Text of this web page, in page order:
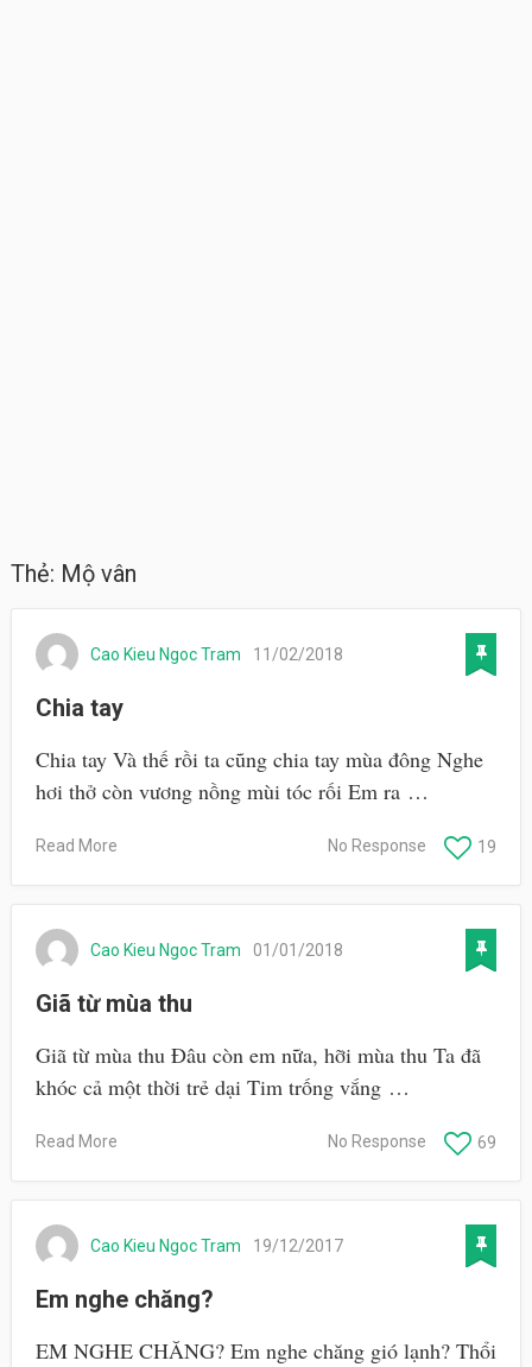
Thẻ: Mộ vân
Cao Kieu Ngoc Tram 11/02/2018
Chia tay
Chia tay Và thế rồi ta cũng chia tay mùa đông Nghe
hơi thở còn vương nồng mùi tóc rối Em ra …
Read More 19
No Response
Cao Kieu Ngoc Tram 01/01/2018
Giã từ mùa thu
Giã từ mùa thu Đâu còn em nữa, hỡi mùa thu Ta đã
khóc cả một thời trẻ dại Tim trống vắng …
Read More 69
No Response
Cao Kieu Ngoc Tram 19/12/2017
Em nghe chăng?
EM NGHE CHĂNG? Em nghe chăng gió lạnh? Thổi